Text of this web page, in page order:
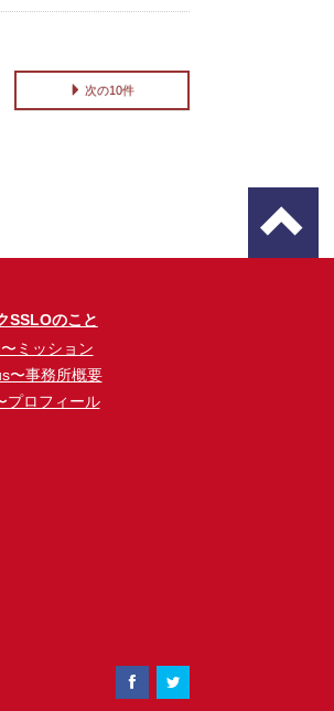
次の10件
SSLOのこと
ミッション
〜事務所概要
プロフィール